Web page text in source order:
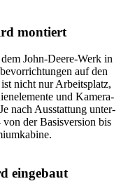
montiert
John-Deere-Werk in
auf den
nicht nur Arbeits­platz,
und Kame­ra­
nach Ausstat­tung unter­
von der Basis­ver­sion bis
einge­baut